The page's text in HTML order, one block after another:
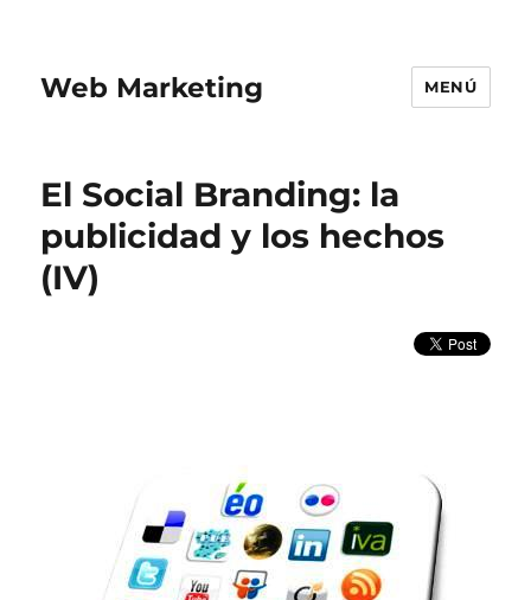
Web Marketing MENÚ
El Social Branding: la
publicidad y los hechos
(IV)